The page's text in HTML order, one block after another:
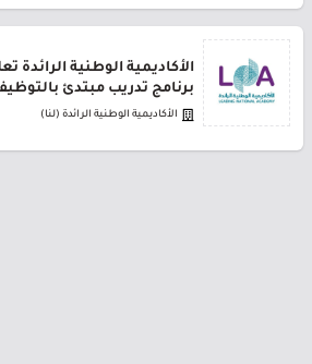
الأكاديمية الوطنية الرائدة
برنامج تدريب مبتدئ
الأكاديمية الوطنية الرائدة (لنا)